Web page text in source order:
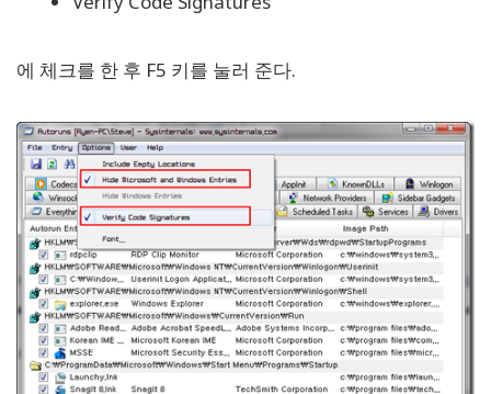
에 체크를 한 후 F5 키를 눌러 준다.